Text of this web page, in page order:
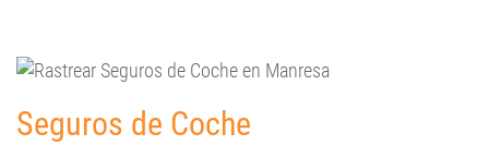
Seguros de Coche
Rastrear coberturas y precios de seguros de coche en